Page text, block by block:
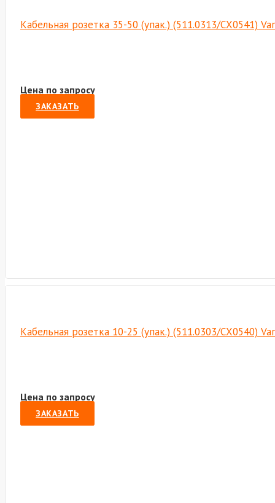
Кабельная розетка 35-50 (упак.) (511.0313/СХ0541)
Цена по запросу
ЗАКАЗАТЬ
Кабельная розетка 10-25 (упак.) (511.0303/СХ0540)
Цена по запросу
ЗАКАЗАТЬ